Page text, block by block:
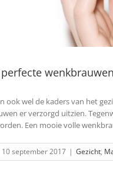
ook wel de kaders van het
er verzorgd uitzien.
Een mooie volle
10 september 2017 | Gezicht,